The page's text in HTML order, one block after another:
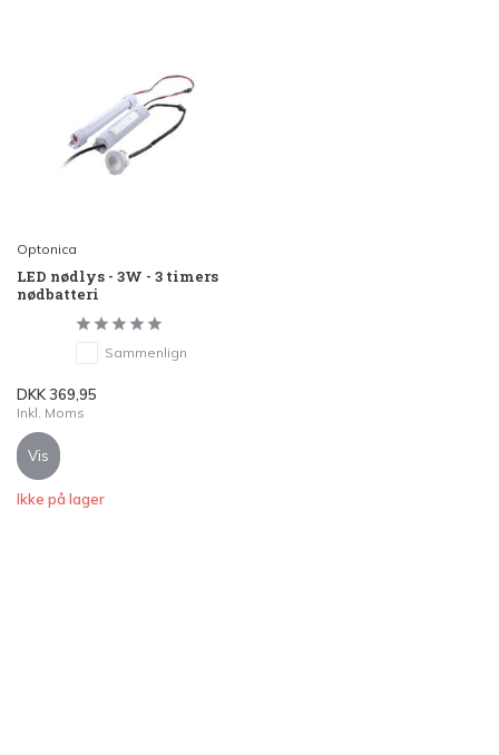
Optonica
LED nødlys - 3W - 3 timers
nødbatteri
Sammenlign
DKK 369,95
Inkl. Moms
Vis
Ikke på lager